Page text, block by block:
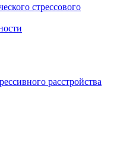
стрессового
расстройства